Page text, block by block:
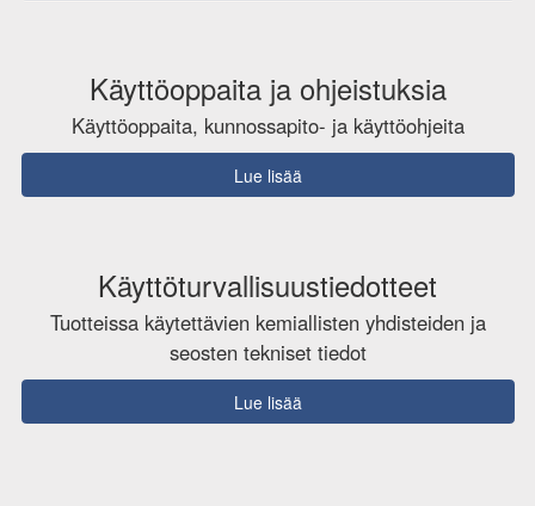
Käyttöoppaita ja ohjeistuksia
Käyttöoppaita, kunnossapito- ja käyttöohjeita
Lue lisää
Käyttöturvallisuustiedotteet
Tuotteissa käytettävien kemiallisten yhdisteiden ja
seosten tekniset tiedot
Lue lisää